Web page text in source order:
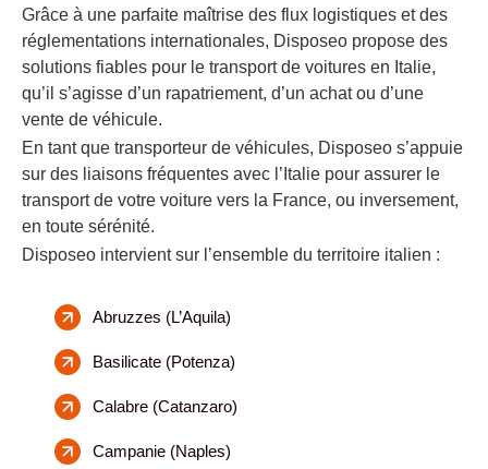
Grâce à une parfaite maîtrise des flux logistiques et des
réglementations internationales, Disposeo propose des
solutions fiables pour le transport de voitures en Italie,
qu’il s’agisse d’un rapatriement, d’un achat ou d’une
vente de véhicule.
En tant que transporteur de véhicules, Disposeo s’appuie
sur des liaisons fréquentes avec l’Italie pour assurer le
transport de votre voiture vers la France, ou inversement,
en toute sérénité.
Disposeo intervient sur l’ensemble du territoire italien :
Abruzzes (L’Aquila)
Basilicate (Potenza)
Calabre (Catanzaro)
Campanie (Naples)